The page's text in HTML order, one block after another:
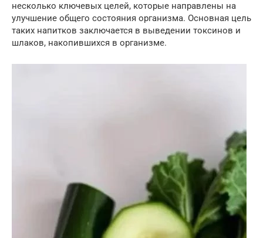
несколько ключевых целей, которые направлены на
улучшение общего состояния организма. Основная цель
таких напитков заключается в выведении токсинов и
шлаков, накопившихся в организме.